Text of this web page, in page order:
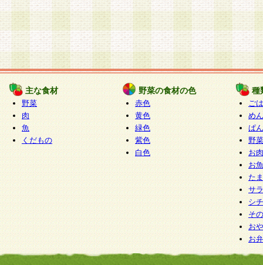
主な食材
野菜
肉
魚
くだもの
野菜の食材の色
赤色
黄色
緑色
紫色
白色
種
ご
めん
ぱん
野
お
お
た
サ
シ
そ
お
お